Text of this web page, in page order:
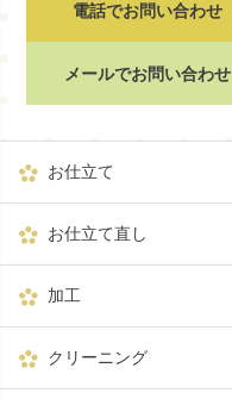
電話でお問い合わせ
メールでお問い合わせ
お仕立て
お仕立て直し
加工
クリーニング